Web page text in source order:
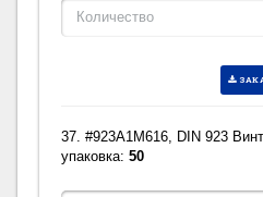
37. #923A1M616, DIN 923
упаковка:50